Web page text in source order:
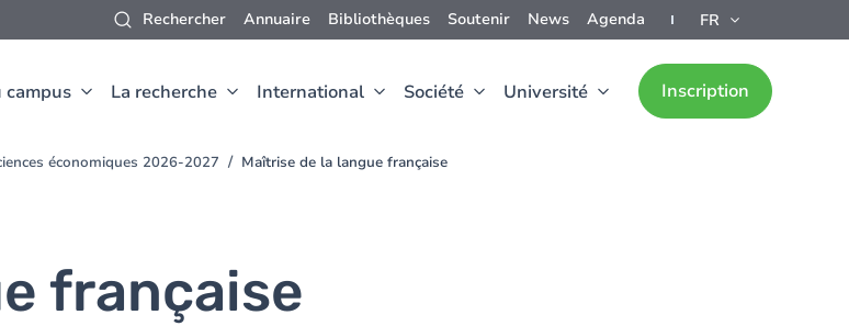
Rechercher Annuaire Bibliothèques Soutenir News Agenda FR
campus La recherche International Société Université Inscription
économiques 2026-2027 Maîtrise de la langue française
française